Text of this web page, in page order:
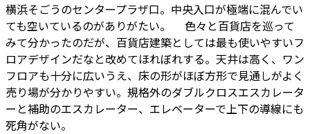
横浜そごうのセンタープラザ口。中央入口が極端に混んでい
ても空いているのがありがたい。 色々と百貨店を巡って
みて分かったのだが、百貨店建築としては最も使いやすいフ
ロアデザインだなと改めてほれぼれする。天井は高く、ワン
フロアも十分に広いうえ、床の形がほぼ方形で見通しがよく
売り場が分かりやすい。規格外のダブルクロスエスカレータ
ーと補助のエスカレーター、エレベーターで上下の導線にも
死角がない。